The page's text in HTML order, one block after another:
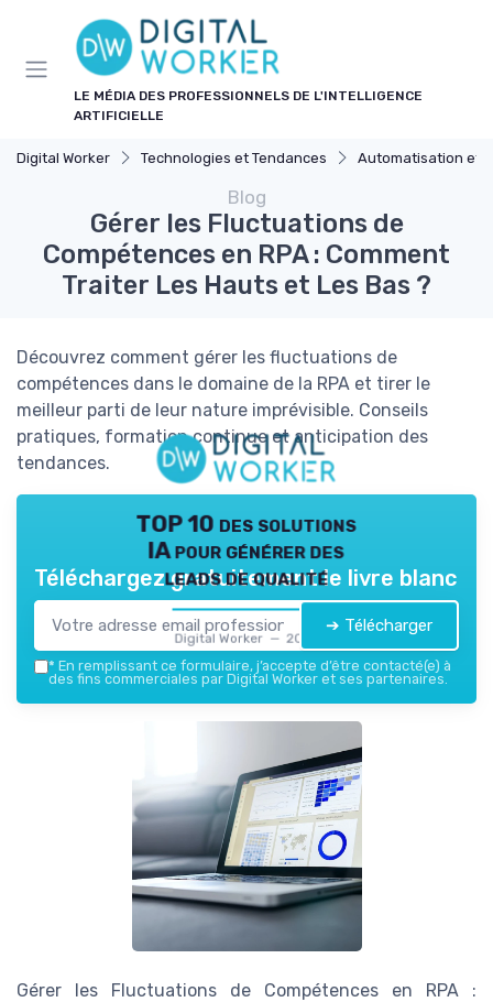
LE MÉDIA DES PROFESSIONNELS DE L'INTELLIGENCE
ARTIFICIELLE
Digital Worker Technologies et Tendances Automatisation et
Blog
Gérer les Fluctuations de
Compétences en RPA : Comment
Traiter Les Hauts et Les Bas ?
Découvrez comment gérer les fluctuations de
compétences dans le domaine de la RPA et tirer le
meilleur parti de leur nature imprévisible. Conseils
pratiques, formation continue et anticipation des
tendances.
TOP 10 des solutions
IA pour générer des
leads de qualité
Digital Worker — 2026
Téléchargez gratuitement le livre blanc
➔ Télécharger
* En remplissant ce formulaire, j’accepte d’être contacté(e) à
des fins commerciales par Digital Worker et ses partenaires.
Gérer les Fluctuations de Compétences en RPA :